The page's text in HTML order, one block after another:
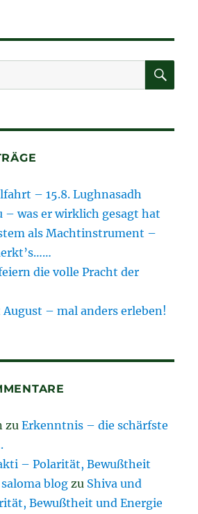
– 15.8. Lughnasadh
– was er wirklich gesagt hat
als Machtinstrument –
die volle Pracht der
– mal anders erleben!
zuErkenntnis – die schärfste
– Polarität, Bewußtheit
blog zu Shiva und
Bewußtheit und Energie